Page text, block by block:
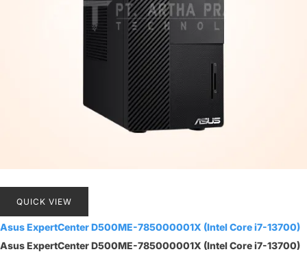
QUICK VIEW
Asus ExpertCenter D500ME-785000001X (Intel Core i7-13700)
Asus ExpertCenter D500ME-785000001X (Intel Core i7-13700)